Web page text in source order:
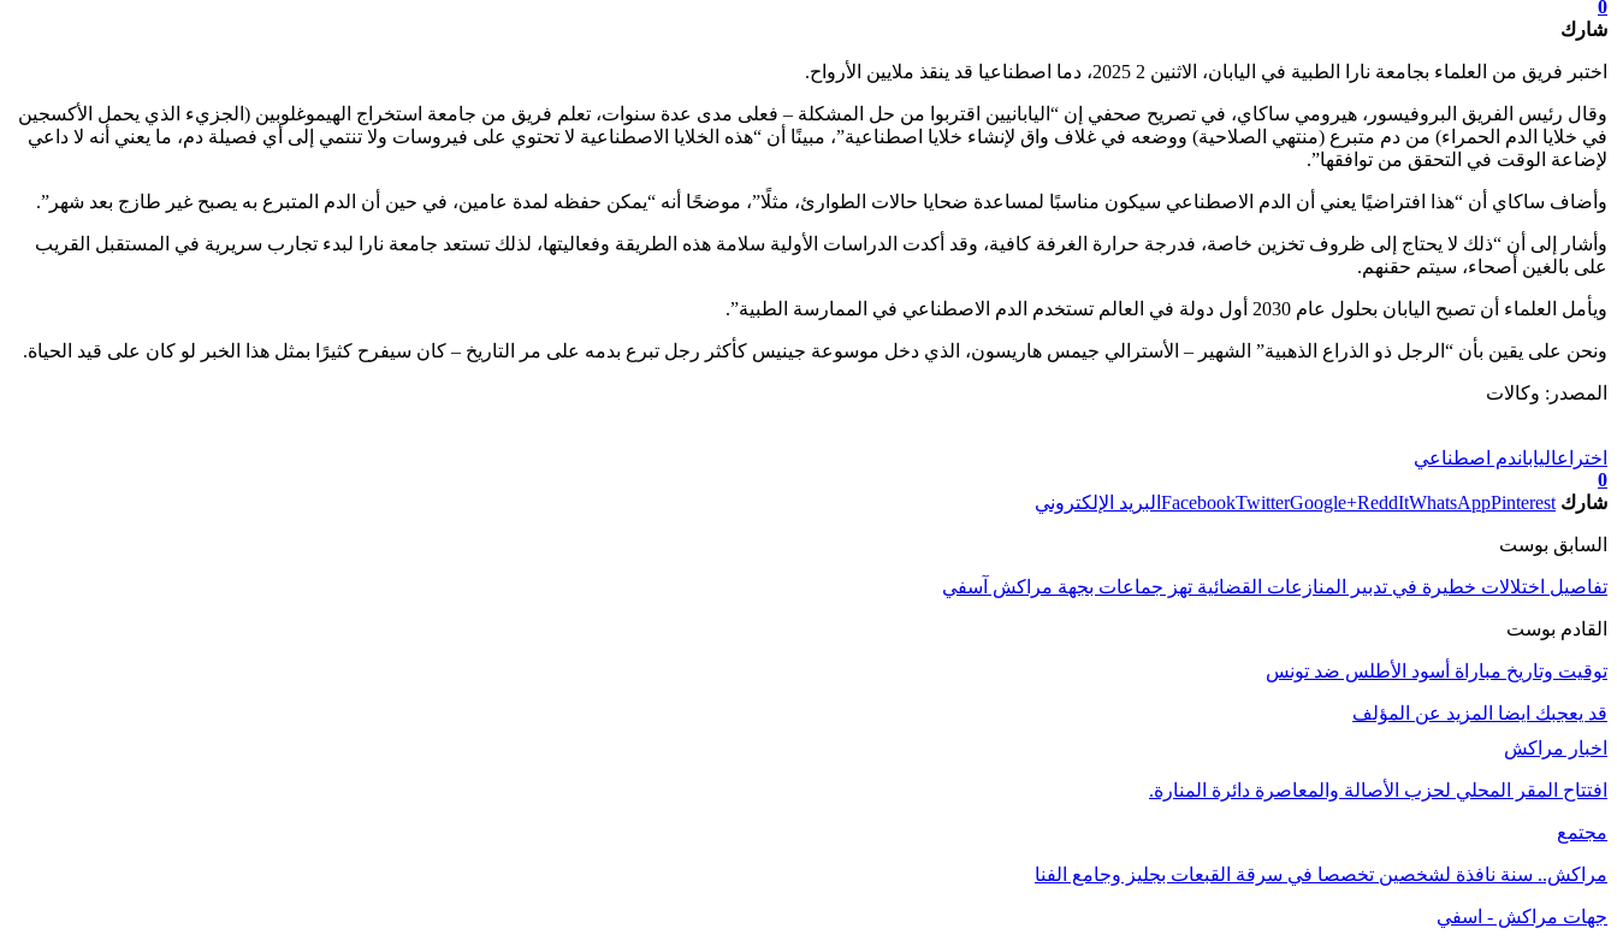
0
شارك
اختبر فريق من العلماء بجامعة نارا الطبية في اليابان، الاثنين 2 2025، دما اصطناعيا قد ينقذ ملايين الأرواح.
وقال رئيس الفريق البروفيسور، هيرومي ساكاي، في تصريح صحفي إن “اليابانيين اقتربوا من حل المشكلة – فعلى مدى عدة سنوات، تعلم فريق من جامعة استخراج الهيموغلوبين (الجزيء الذي يحمل الأكسجين
في خلايا الدم الحمراء) من دم متبرع (منتهي الصلاحية) ووضعه في غلاف واق لإنشاء خلايا اصطناعية”، مبينًا أن “هذه الخلايا الاصطناعية لا تحتوي على فيروسات ولا تنتمي إلى أي فصيلة دم، ما يعني أنه لا داعي
لإضاعة الوقت في التحقق من توافقها”.
وأضاف ساكاي أن “هذا افتراضيًا يعني أن الدم الاصطناعي سيكون مناسبًا لمساعدة ضحايا حالات الطوارئ، مثلًا”، موضحًا أنه “يمكن حفظه لمدة عامين، في حين أن الدم المتبرع به يصبح غير طازج بعد شهر”.
وأشار إلى أن “ذلك لا يحتاج إلى ظروف تخزين خاصة، فدرجة حرارة الغرفة كافية، وقد أكدت الدراسات الأولية سلامة هذه الطريقة وفعاليتها، لذلك تستعد جامعة نارا لبدء تجارب سريرية في المستقبل القريب
على بالغين أصحاء، سيتم حقنهم.
ويأمل العلماء أن تصبح اليابان بحلول عام 2030 أول دولة في العالم تستخدم الدم الاصطناعي في الممارسة الطبية”.
ونحن على يقين بأن “الرجل ذو الذراع الذهبية” الشهير – الأسترالي جيمس هاريسون، الذي دخل موسوعة جينيس كأكثر رجل تبرع بدمه على مر التاريخ – كان سيفرح كثيرًا بمثل هذا الخبر لو كان على قيد الحياة.
المصدر: وكالات
اختراعالياباندم اصطناعي
0
شارك
FacebookTwitterGoogle+ReddItWhatsAppPinterest البريد الإلكتروني
السابق بوست
تفاصيل اختلالات خطيرة في تدبير المنازعات القضائية تهز جماعات بجهة مراكش آسفي
القادم بوست
توقيت وتاريخ مباراة أسود الأطلس ضد تونس
قد يعجبك ايضا المزيد عن المؤلف
اخبار مراكش
افتتاح المقر المحلي لحزب الأصالة والمعاصرة دائرة المنارة.
مجتمع
مراكش.. سنة نافذة لشخصين تخصصا في سرقة القبعات بجليز وجامع الفنا
جهات مراكش - اسفي